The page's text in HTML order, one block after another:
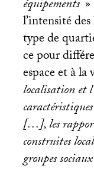
équipements
l’intensité
type de
ce pour
espace et à
localisation et
[…], les
construites
groupes